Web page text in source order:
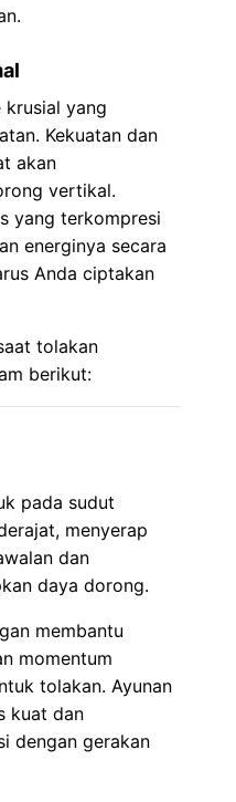
krusial yang
Kekuatan dan
akan
vertikal.
yang terkompresi
energinya secara
Anda ciptakan
tolakan
berikut:
pada sudut
menyerap
dan
daya dorong.
membantu
momentum
tolakan. Ayunan
kuat dan
dengan gerakan